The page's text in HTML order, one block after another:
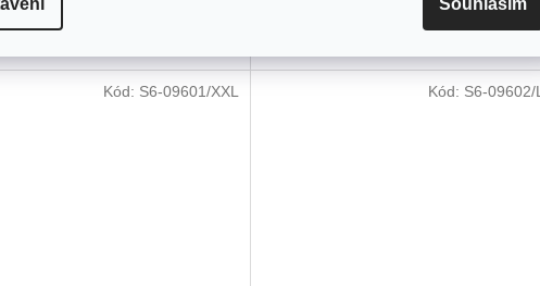
skútrů. Má celopropínací
kapuci, boční kapsy a
pro fanoušky skútrů. Má celopropínací
zip, odnímatelnou kapuci, boční kapsy a
Kód: S6-09601/XXL Kód: S6-09602/L